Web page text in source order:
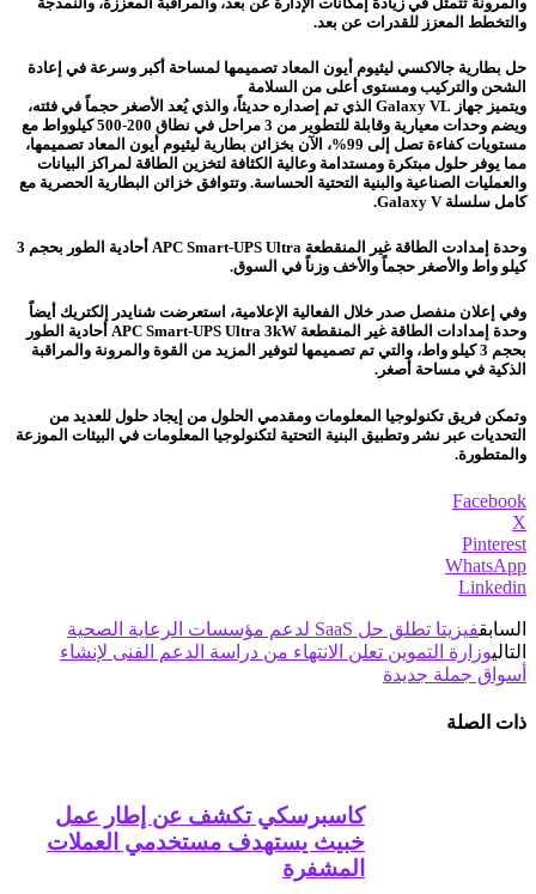
والتخطط المعزز للقدرات عن بعد.
حل بطارية جالاكسي ليثيوم أيون المعاد تصميمها لمساحة أكبر وسرعة في إعادة
الشحن والتركيب ومستوى أعلى من السلامة
ويتميز جهاز Galaxy VL الذي تم إصداره حديثاً، والذي يُعد الأصغر حجماً في فئته،
ويضم وحدات معيارية وقابلة للتطوير من 3 مراحل في نطاق 200-500 كيلوواط مع
مستويات كفاءة تصل إلى 99%، الآن بخزائن بطارية ليثيوم أيون المعاد تصميمها،
مما يوفر حلول مبتكرة ومستدامة وعالية الكثافة لتخزين الطاقة لمراكز البيانات
والعمليات الصناعية والبنية التحتية الحساسة. وتتوافق خزائن البطارية الحصرية مع
كامل سلسلة Galaxy V.
وحدة إمدادت الطاقة غير المنقطعة APC Smart-UPS Ultra أحادية الطور بحجم 3
كيلو واط والأصغر حجماً والأخف وزناً في السوق.
وفي إعلان منفصل صدر خلال الفعالية الإعلامية، استعرضت شنايدر إلكتريك أيضاً
وحدة إمدادات الطاقة غير المنقطعة APC Smart-UPS Ultra 3kW أحادية الطور
بحجم 3 كيلو واط، والتي تم تصميمها لتوفير المزيد من القوة والمرونة والمراقبة
الذكية في مساحة أصغر.
وتمكن فريق تكنولوجيا المعلومات ومقدمي الحلول من إيجاد حلول للعديد من
التحديات عبر نشر وتطبيق البنية التحتية لتكنولوجيا المعلومات في البيئات الموزعة
والمتطورة.
Facebook
X
Pinterest
WhatsApp
Linkedin
السابقفيزيتا تطلق حل SaaS لدعم مؤسسات الرعاية الصحية
التاليوزارة التموين تعلن الانتهاء من دراسة الدعم الفنى لإنشاء
أسواق جملة جديدة
ذات الصلة
كاسبرسكي تكشف عن إطار عمل
خبيث يستهدف مستخدمي العملات
المشفرة